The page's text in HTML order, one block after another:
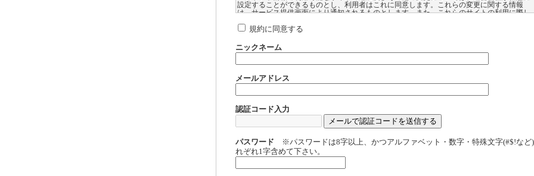
設定することができるものとし、利用者はこれに同意します。これらの変更に関する情報
は、サービス提供画面により通知されるものとします。また、これらのサイトの利用に際し
録したアカウント情報の必要性、及び登録したアカウント情報を利用することにより提供さ
れるサービス内容については各サイトのサービス提供画面にて説明されるものとします。
利用者は、自身が登録した自己のアカウント情報をいかなる第三者に対しても譲渡及び貸与
利用者によるアカウント情報の登録、登録したアカウント情報に基づく各サイトの利用に際
利用者による｢アカウント規約｣に違反する行為があった場合又はそのおそれがある場合、運
営会社は任意の理由に基づく判断により、利用者に対する事前の告知なく利用者が登録した
ます。
【サイト概要 】
規約に同意する
ニックネーム
メールアドレス
認証コード入力
パスワード ※パスワードは8字以上、かつアルファベット・数字・特殊文字(#$!など
れぞれ1字含めて下さい。